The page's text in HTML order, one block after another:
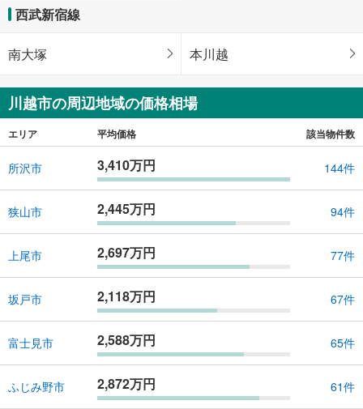
西武新宿線
南大塚 本川越
川越市の周辺地域の価格相場
エリア 平均価格 該当物件数
所沢市 3,410万円 144件
狭山市 2,445万円 94件
上尾市 2,697万円 77件
坂戸市 2,118万円 67件
富士見市 2,588万円 65件
ふじみ野市 2,872万円 61件